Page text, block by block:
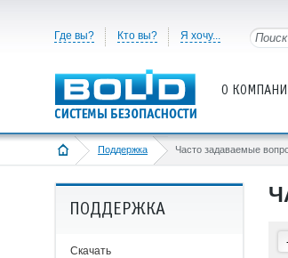
Где вы? Кто вы? Я хочу...
О
Поддержка Часто задаваемые
ПОДДЕРЖКА
Скачать